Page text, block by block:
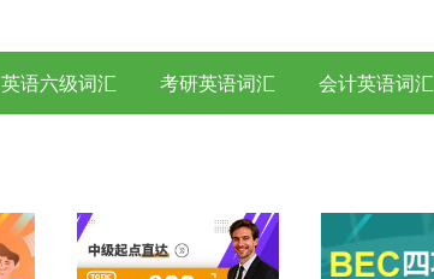
英语六级词汇 考研英语词汇 会计英语词汇